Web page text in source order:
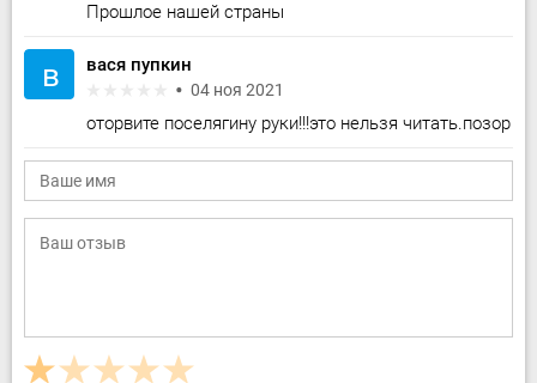
Прошлое нашей страны
в вася пупкин
04 ноя 2021
оторвите поселягину руки!!!это нельзя читать.позор